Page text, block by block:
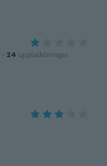
· 24 uppladdningar